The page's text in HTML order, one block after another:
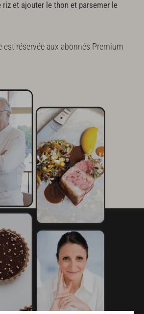
riz et ajouter le thon et parsemer le
est réservée aux abonnés Premium